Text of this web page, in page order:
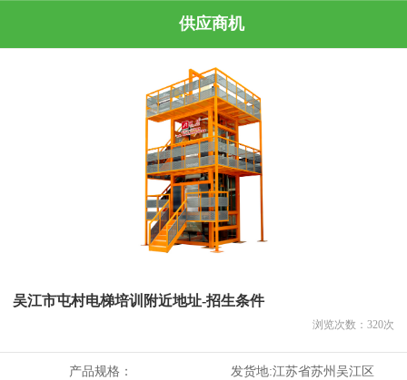
供应商机
吴江市屯村电梯培训附近地址-招生条件
浏览次数： 320次
产品规格： 发货地:江苏省苏州吴江区